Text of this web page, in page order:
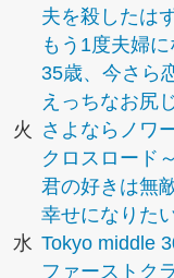
夫を殺したは
もう1度夫婦
35歳、今さら
えっちなお尻
火
さよならノワ
クロスロード
君の好きは無
幸せになりた
水 Tokyo middle
ファーストク